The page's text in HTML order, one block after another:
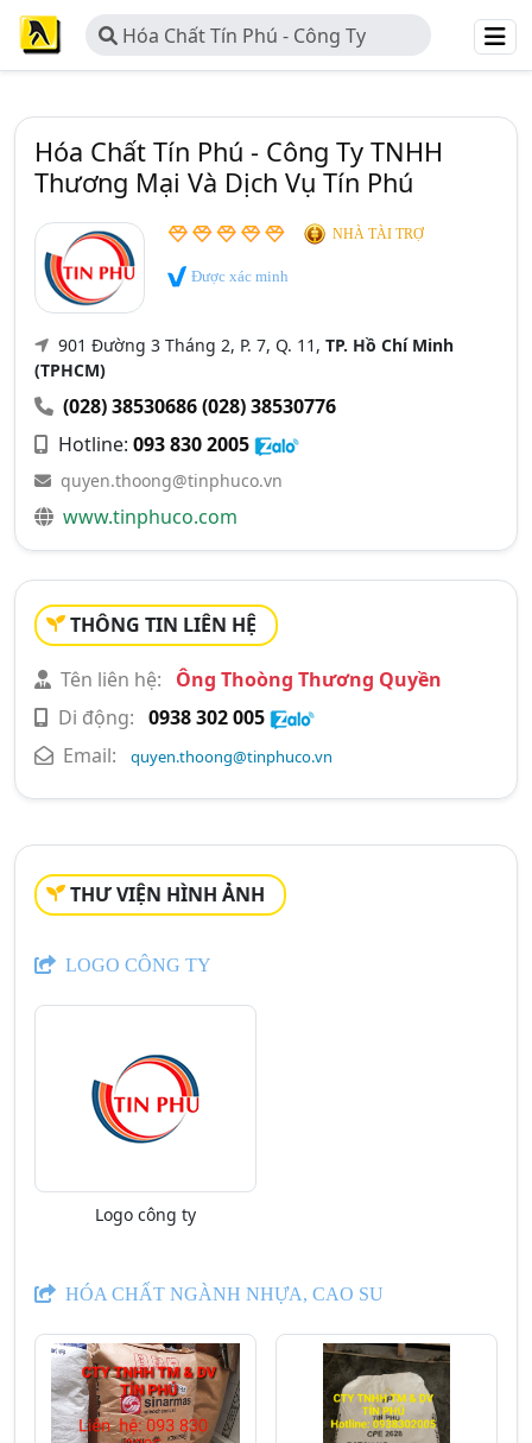
Hóa Chất Tín Phú - Công Ty
TNHH Thương Mại Và Dịch Vụ Tín
Hóa Chất Tín Phú - Công Ty TNHH
Thương Mại Và Dịch Vụ Tín Phú
NHÀ TÀI TRỢ
Được xác minh
901 Đường 3 Tháng 2, P. 7, Q. 11, TP. Hồ Chí Minh
(TPHCM)
(028) 38530686(028) 38530776
Hotline: 093 830 2005
quyen.thoong@tinphuco.vn
www.tinphuco.com
THÔNG TIN LIÊN HỆ
Tên liên hệ:
Ông Thoòng Thương Quyền
Di động: 0938 302 005
Email:
quyen.thoong@tinphuco.vn
THƯ VIỆN HÌNH ẢNH
LOGO CÔNG TY
Logo công ty
HÓA CHẤT NGÀNH NHỰA, CAO SU